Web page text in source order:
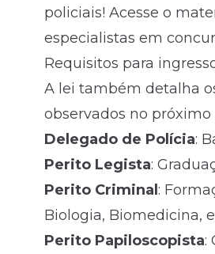
policiais! Acesse o
especialistas em
Requisitos para
A lei também detalha
observados no próximo
Delegado de Polícia:
Perito Legista:
Perito Criminal :
Biologia, Biomedicina,
Perito Papiloscopista: